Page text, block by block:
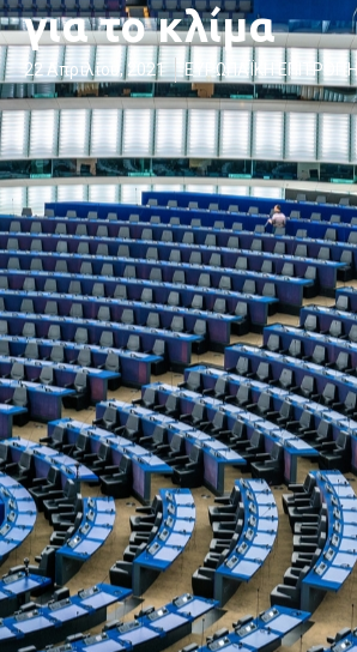
για το κλίμα
22 Απριλίου, 2021 ΕΥΡΩΠΑΪΚΗ ΕΠΙΤΡΟΠΉ